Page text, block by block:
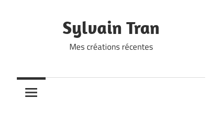
Sylvain Tran
Mes créations récentes